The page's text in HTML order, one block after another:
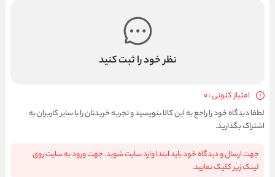
نظر خود را ثبت کنید
امتیاز کنونی : 0
لطفا دیدگاه خود را راجع به این کالا بنویسید و تجربه خریدتان را با سایر کاربران به
اشتراک بگذارید.
جهت ارسال و دیدگاه خود باید ابتدا وارد سایت شوید. جهت ورود به سایت روی
لینک زیر کلیک نمایید.